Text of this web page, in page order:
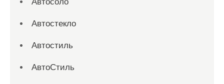
Автостекло
Автостиль
АвтоСтиль